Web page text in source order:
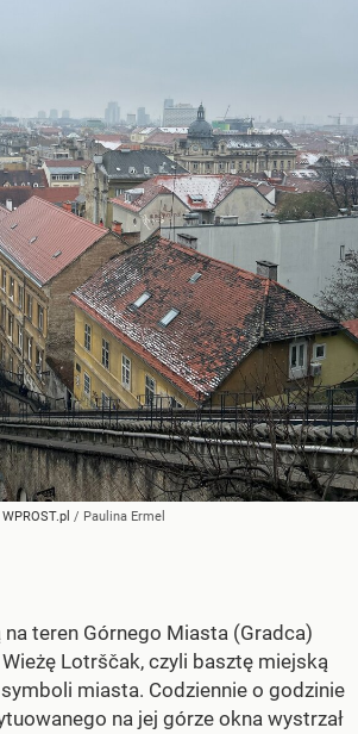
WPROST.pl / Paulina Ermel
teren Górnego Miasta (Gradca)
Lotrščak, czyli basztę miejską
miasta. Codziennie o godzinie
na jej górze okna wystrzał